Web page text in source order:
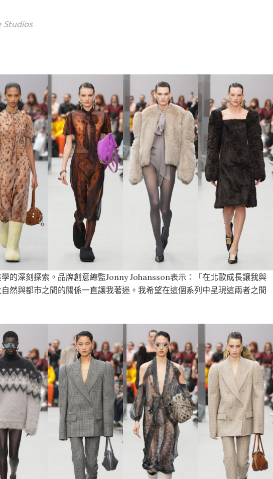
Studios
的深刻探索。品牌創意總監Jonny Johansson表示：「在北歐成長讓我與
然與都市之間的關係一直讓我著迷。我希望在這個系列中呈現這兩者之間